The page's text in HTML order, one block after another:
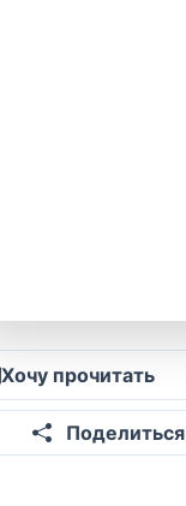
Хочу прочитать
Поделиться